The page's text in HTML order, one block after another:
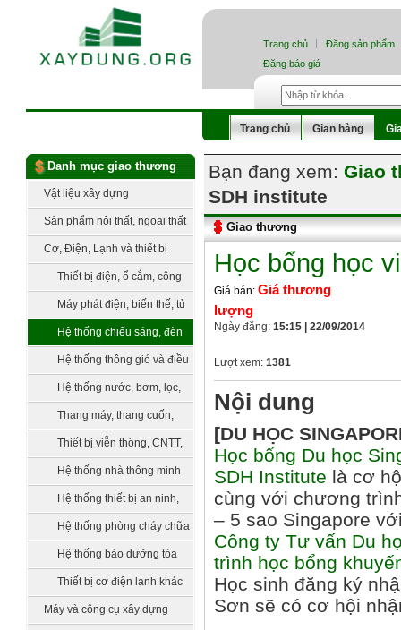
Trang chủ
Đăng sản phẩm
Đăng báo giá
Trang chủ Gian hàng
Danh mục giao thương
Vật liệu xây dựng
Sản phẩm nội thất, ngoại thất
Cơ, Điện, Lạnh và thiết bị
công nghệThiết bị điện, ổ cắm, công
Máy phát điện, biến thế, tủ
điện, trạm điện
Hệ thống chiếu sáng, đèn
trang tríHệ thống thông gió và điều
hòa không khí
Hệ thống nước, bơm, lọc,
bồn chứa, xử lý nước
Thang máy, thang cuốn,
vận thăngThiết bị viễn thông, CNTT,
truyền hìnhHệ thống nhà thông minh
smarthomeHệ thống thiết bị an ninh,
quản lý tòa nhà
Hệ thống phòng cháy chữa
Hệ thống bảo dưỡng tòa
Thiết bị cơ điện lạnh khác
Máy và công cụ xây dựng
Bạn đang xem: Giao
SDH institute
Giao thương
Học bổng học
Giá bán: Giá thương
lượng
Ngày đăng: 15:15 | 22/09/2014
Lượt xem: 1381
Nội dung
[DU HỌC
Học bổng Du học
SDH Institute là cơ
cùng với chương
– 5 sao Singapore
Công ty Tư vấn Du
trình học bổng
Học sinh đăng ký
Sơn sẽ có cơ hội